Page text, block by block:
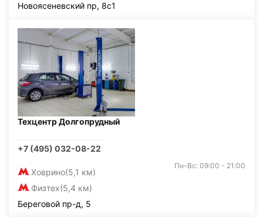
Новоясеневский пр, 8с1
Техцентр Долгопрудный
+7 (495) 032-08-22
Ховрино(5,1 км)
Физтех(5,4 км)
Пн-Вс: 09:00 - 21:00
Береговой пр-д, 5